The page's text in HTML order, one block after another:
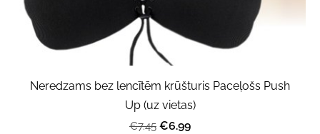
Neredzams bez lencītēm krūšturis Paceļošs Push
Up (uz vietas)
€7.45 €6.99